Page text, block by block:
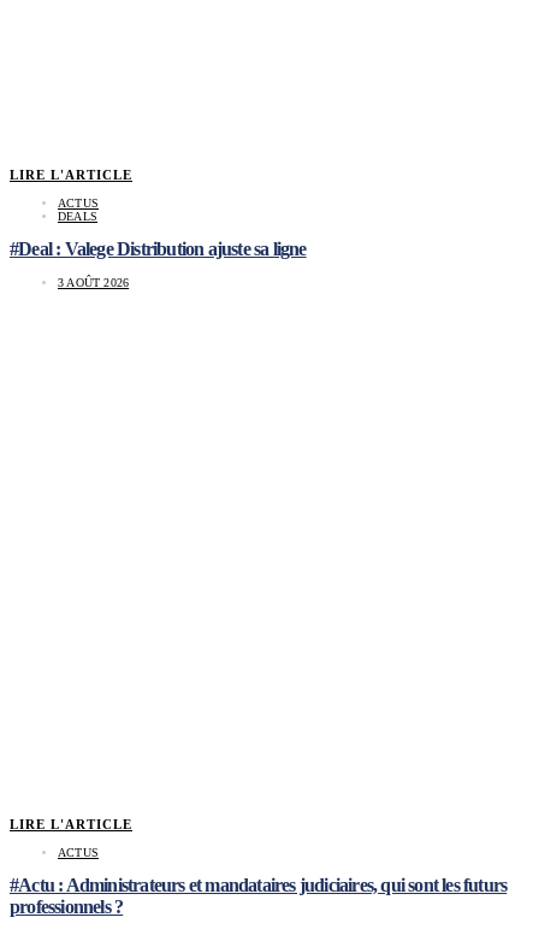
LIRE L'ARTICLE
ACTUS
DEALS
#Deal : Valege Distribution ajuste sa ligne
3 AOÛT 2026
LIRE L'ARTICLE
ACTUS
#Actu : Administrateurs et mandataires judiciaires, qui sont les futurs
professionnels ?